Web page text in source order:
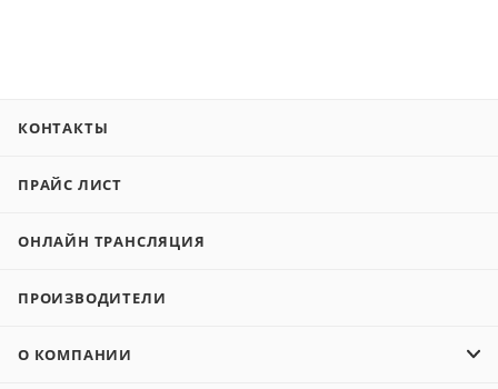
КОНТАКТЫ
ПРАЙС ЛИСТ
ОНЛАЙН ТРАНСЛЯЦИЯ
ПРОИЗВОДИТЕЛИ
О КОМПАНИИ